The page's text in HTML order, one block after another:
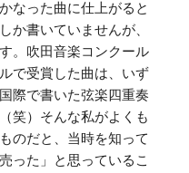
なった曲に仕上がると
か書いていませんが、
。吹田音楽コンクール
で受賞した曲は、いず
際で書いた弦楽四重奏
笑）そんな私がよくも
のだと、当時を知って
った」と思っているこ